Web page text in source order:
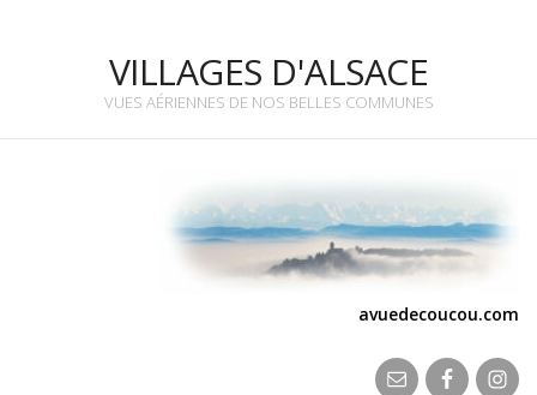
VILLAGES D'ALSACE
VUES AÉRIENNES DE NOS BELLES COMMUNES
avuedecoucou.com